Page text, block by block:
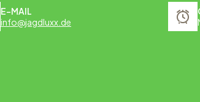
E-MAIL
info@jagdluxx.de